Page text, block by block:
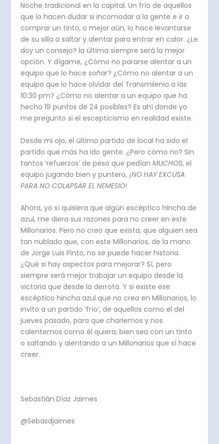
Noche tradicional en la capital. Un frío de aquellos
que lo hacen dudar si incomodar a la gente e ir a
comprar un tinto, o mejor aún, lo hace levantarse
de su silla a saltar y alentar para entrar en calor. ¿Le
doy un consejo? la última siempre será la mejor
opción. Y dígame, ¿Cómo no pararse alentar a un
equipo que lo hace soñar? ¿Cómo no alentar a un
equipo que lo hace olvidar del Transmilenio a las
10:30 pm? ¿Cómo no alentar a un equipo que ha
hecho 19 puntos de 24 posibles? Es ahí donde yo
me pregunto si el escepticismo en realidad existe.
Desde mi ojo, el último partido de local ha sido el
partido que más ha ido gente. ¿Pero cómo no? Sin
tantos ‘refuerzos’ de peso que pedíanMUCHOS, el
equipo jugando bien y puntero, ¡NO HAY EXCUSA
PARA NO COLAPSAR EL NEMESIO!
Ahora, yo sí quisiera que algún escéptico hincha de
azul, me diera sus razones para no creer en este
Millonarios. Pero no creo que exista, que alguien sea
tan nublado que, con este Millonarios, de la mano
de Jorge Luis Pinto, no se puede hacer historia.
¿Qué si hay aspectos para mejorar? Sí, pero
siempre será mejor trabajar un equipo desde la
victoria que desde la derrota. Y si existe ese
escéptico hincha azul que no crea en Millonarios, lo
invito a un partido ‘frío’, de aquellos como el del
jueves pasado, para que charlemos y nos
calentemos como él quiera; bien sea con un tinto
o saltando y alentando a un Millonarios que sí hace
creer.
Sebastián Díaz Jaimes
@Sebasdjaimes